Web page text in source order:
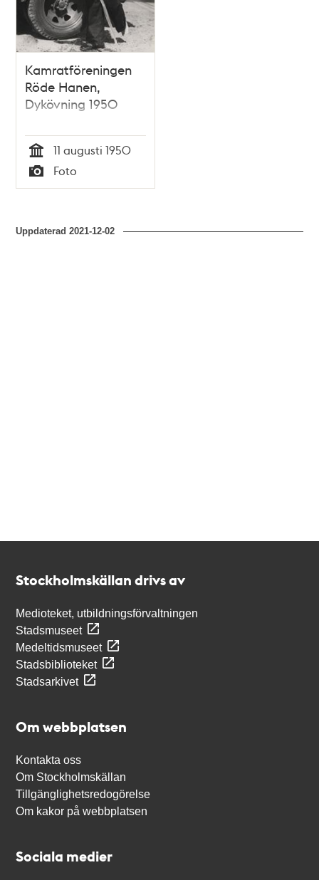
Kamratföreningen
Röde Hanen,
Dykövning 1950
Tid
11 augusti 1950
Typ
Foto
Uppdaterad2021-12-02
Stockholmskällan drivs av
Medioteket, utbildningsförvaltningen
Stadsmuseet
Medeltidsmuseet
Stadsbiblioteket
Stadsarkivet
Om webbplatsen
Kontakta oss
Om Stockholmskällan
Tillgänglighetsredogörelse
Om kakor på webbplatsen
Sociala medier